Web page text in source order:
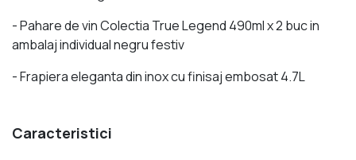
- Pahare de vin Colectia True Legend 490ml x 2 buc in
ambalaj individual negru festiv
- Frapiera eleganta din inox cu finisaj embosat 4.7L
Caracteristici